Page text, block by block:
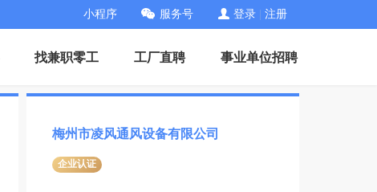
小程序 服务号 登录 注册
找兼职零工 工厂直聘 事业单位招聘
梅州市凌风通风设备有限公司
企业认证